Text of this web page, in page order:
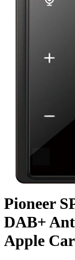
Pioneer
DAB+
Apple